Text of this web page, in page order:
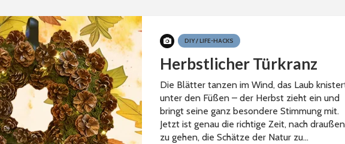
DIY / LIFE-HACKS
Herbstlicher Türkranz
Die Blätter tanzen im Wind, das Laub
unter den Füßen – der Herbst zieht ein und
bringt seine ganz besondere Stimmung mit.
Jetzt ist genau die richtige Zeit, nach draußen
zu gehen, die Schätze der Natur zu...